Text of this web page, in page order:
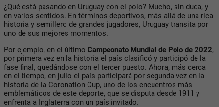
¿Qué está pasando en Uruguay con el polo? Mucho, sin duda, y
en varios sentidos. En términos deportivos, más allá de una rica
historia y semillero de grandes jugadores, Uruguay transita por
uno de sus mejores momentos.
Por ejemplo, en el último Campeonato Mundial de Polo de 2022,
por primera vez en la historia el país clasificó y participó de la
fase final, quedándose con el tercer puesto. Ahora, más cerca
en el tiempo, en julio el país participará por segunda vez en la
historia de la Coronation Cup, uno de los encuentros más
emblemáticos de este deporte, que se disputa desde 1911 y
enfrenta a Inglaterra con un país invitado.